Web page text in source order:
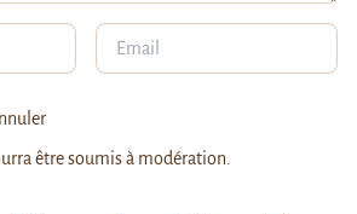
être soumis à modération.